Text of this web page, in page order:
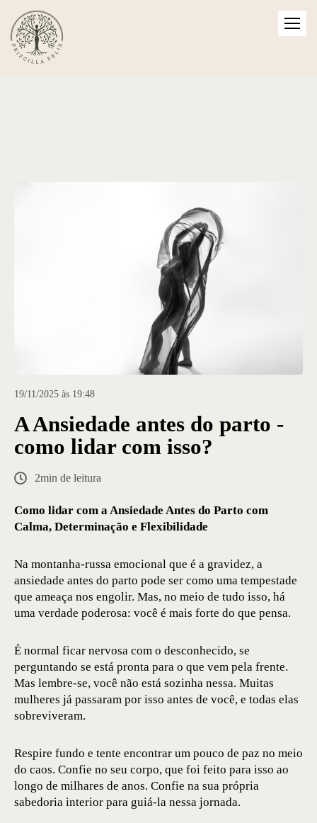
19/11/2025 às 19:48
A Ansiedade antes do parto -
como lidar com isso?
2min de leitura
Como lidar com a Ansiedade Antes do Parto com
Calma, Determinação e Flexibilidade
Na montanha-russa emocional que é a gravidez, a
ansiedade antes do parto pode ser como uma tempestade
que ameaça nos engolir. Mas, no meio de tudo isso, há
uma verdade poderosa: você é mais forte do que pensa.
É normal ficar nervosa com o desconhecido, se
perguntando se está pronta para o que vem pela frente.
Mas lembre-se, você não está sozinha nessa. Muitas
mulheres já passaram por isso antes de você, e todas elas
sobreviveram.
Respire fundo e tente encontrar um pouco de paz no meio
do caos. Confie no seu corpo, que foi feito para isso ao
longo de milhares de anos. Confie na sua própria
sabedoria interior para guiá-la nessa jornada.